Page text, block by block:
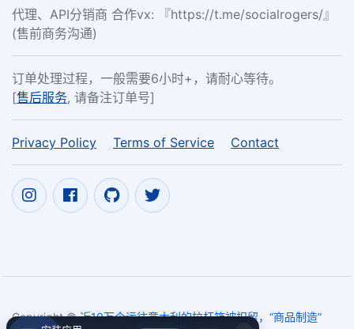
代理、API分销商 合作vx: 『https://t.me/socialrogers/』
(售前商务沟通)
订单处理过程，一般需要6小时+，请耐心等待。
[售后服务, 请备注订单号]
Privacy Policy Terms of Service Contact
Copyright ©近10万个运往意大利的拉杆箱被扣留，“商品制造”